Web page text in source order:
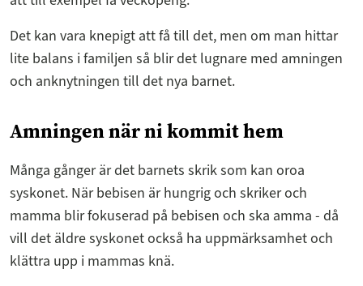
Det kan vara knepigt att få till det, men om man hittar
lite balans i familjen så blir det lugnare med amningen
och anknytningen till det nya barnet.
Amningen när ni kommit hem
Många gånger är det barnets skrik som kan oroa
syskonet. När bebisen är hungrig och skriker och
mamma blir fokuserad på bebisen och ska amma - då
vill det äldre syskonet också ha uppmärksamhet och
klättra upp i mammas knä.